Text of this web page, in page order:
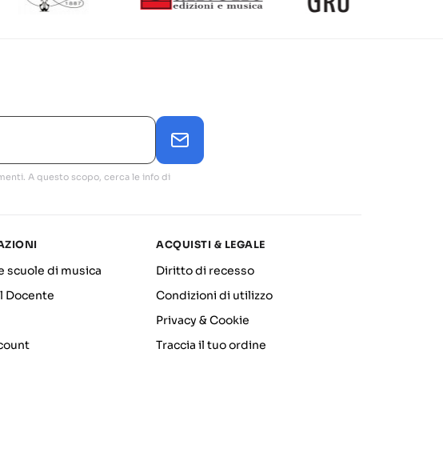
A questo scopo, cerca le info di
scuole di musica
Docente
ACQUISTI & LEGALE
Diritto di recesso
Condizioni di utilizzo
Privacy & Cookie
Traccia il tuo ordine